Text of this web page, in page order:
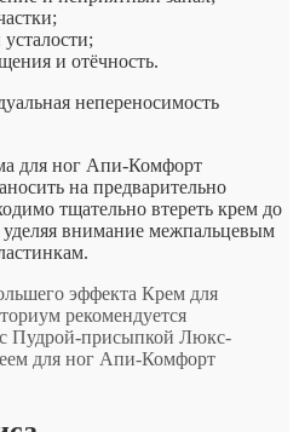
и отёчность.
непереносимость
для ног Апи-Комфорт
на предварительно
тщательно втереть крем до
внимание межпальцевым
эффекта Крем для
рекомендуется
Пудрой-присыпкой Люкс-
для ног Апи-Комфорт